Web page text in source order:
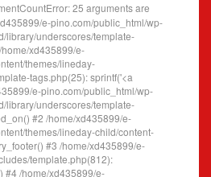
25 arguments are
e-pino.com/public_html/wp-
library/underscores/template-
xd435899/e-
themes/lineday-
tags.php(25): sprintf('<a
e-pino.com/public_html/wp-
library/underscores/template-
#2 /home/xd435899/e-
themes/lineday-child/content-
#3 /home/xd435899/e-
template.php(812):
#4 /home/xd435899/e-